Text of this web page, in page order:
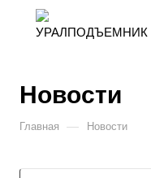
Новости
Главная — Новости